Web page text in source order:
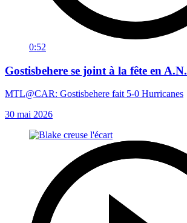
0:52
Gostisbehere se joint à la fête en A.N.
MTL@CAR: Gostisbehere fait 5-0 Hurricanes
30 mai 2026